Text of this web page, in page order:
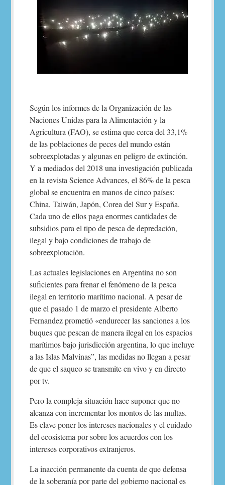
Según los informes de la Organización de las
Naciones Unidas para la Alimentación y la
Agricultura (FAO), se estima que cerca del 33,1%
de las poblaciones de peces del mundo están
sobreexplotadas y algunas en peligro de extinción.
Y a mediados del 2018 una investigación publicada
en la revista Science Advances, el 86% de la pesca
global se encuentra en manos de cinco países:
China, Taiwán, Japón, Corea del Sur y España.
Cada uno de ellos paga enormes cantidades de
subsidios para el tipo de pesca de depredación,
ilegal y bajo condiciones de trabajo de
sobreexplotación.
Las actuales legislaciones en Argentina no son
suficientes para frenar el fenómeno de la pesca
ilegal en territorio marítimo nacional. A pesar de
que el pasado 1 de marzo el presidente Alberto
Fernandez prometió «endurecer las sanciones a los
buques que pescan de manera ilegal en los espacios
marítimos bajo jurisdicción argentina, lo que incluye
a las Islas Malvinas”, las medidas no llegan a pesar
de que el saqueo se transmite en vivo y en directo
por tv.
Pero la compleja situación hace suponer que no
alcanza con incrementar los montos de las multas.
Es clave poner los intereses nacionales y el cuidado
del ecosistema por sobre los acuerdos con los
intereses corporativos extranjeros.
La inacción permanente da cuenta de que defensa
de la soberanía por parte del gobierno nacional es